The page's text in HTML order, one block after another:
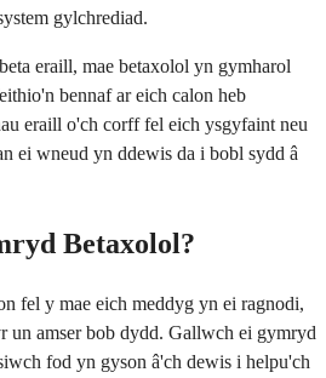
gylchrediad.
eraill, mae betaxolol yn gymharol
bennaf ar eich calon heb
eraill o'ch corff fel eich ysgyfaint neu
ei wneud yn ddewis da i bobl sydd â
Betaxolol?
fel y mae eich meddyg yn ei ragnodi,
un amser bob dydd. Gallwch ei gymryd
fod yn gyson â'ch dewis i helpu'ch